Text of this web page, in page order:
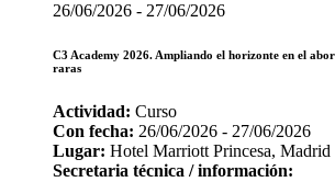
26/06/2026 - 27/06/2026
C3 Academy 2026. Ampliando el horizonte en el
raras
Actividad: Curso
Con fecha: 26/06/2026 - 27/06/2026
Lugar: Hotel Marriott Princesa, Madrid
Secretaria técnica / información: